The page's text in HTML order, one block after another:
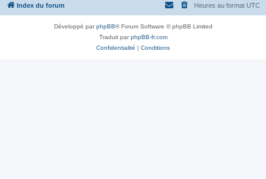
Index du forum Heures au format UTC
Développé parphpBB® Forum Software © phpBB Limited
Traduit parphpBB-fr.com
Confidentialité | Conditions